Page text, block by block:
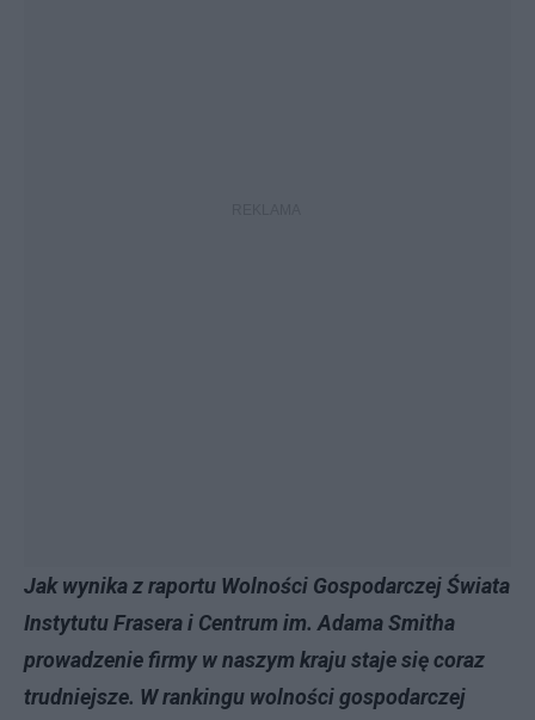
Jak wynika z raportu Wolności Gospodarczej Świata
Instytutu Frasera i Centrum im. Adama Smitha
prowadzenie firmy w naszym kraju staje się coraz
trudniejsze. W rankingu wolności gospodarczej